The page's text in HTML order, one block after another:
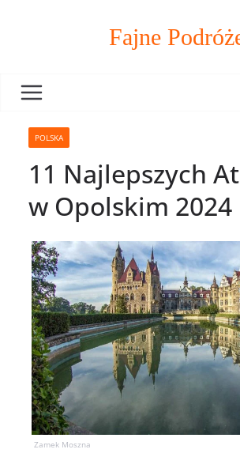
Fajne
POLSKA
11 Najlepszych
w Opolskim 2024
Zamek Moszna